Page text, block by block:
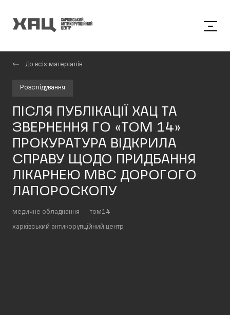
До всіх матеріалів
Розслідування
ПІСЛЯ ПУБЛІКАЦІЇ ХАЦ ТА
ЗВЕРНЕННЯ ГО «ТОМ 14»
ПРОКУРАТУРА ВІДКРИЛА
СПРАВУ ЩОДО ПРИДБАННЯ
ЛІКАРНЕЮ МВС ДОРОГОГО
ЛАПОРОСКОПУ
медичне обладнання том14
харківський антикорупційний центр